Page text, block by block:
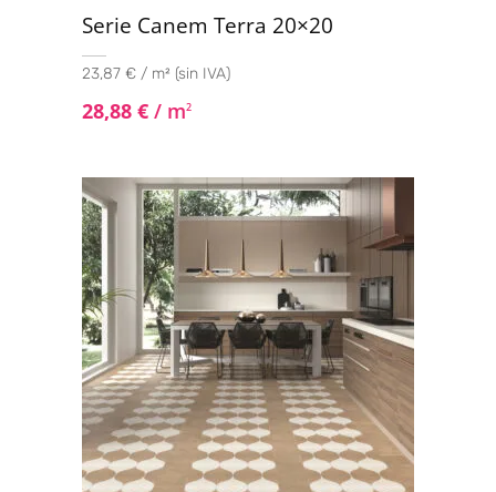
Serie Canem Terra 20×20
23,87 € / m² (sin IVA)
28,88 € / m2